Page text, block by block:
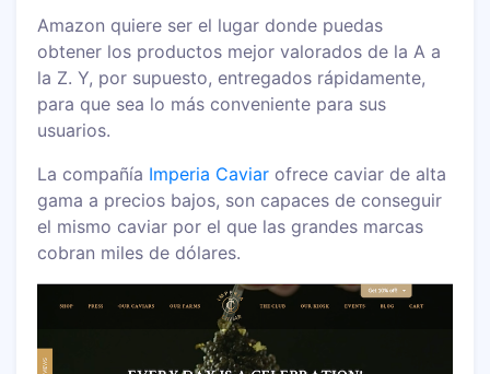
Amazon quiere ser el lugar donde puedas
obtener los productos mejor valorados de la A a
la Z. Y, por supuesto, entregados rápidamente,
para que sea lo más conveniente para sus
usuarios.
La compañía Imperia Caviar ofrece caviar de alta
gama a precios bajos, son capaces de conseguir
el mismo caviar por el que las grandes marcas
cobran miles de dólares.